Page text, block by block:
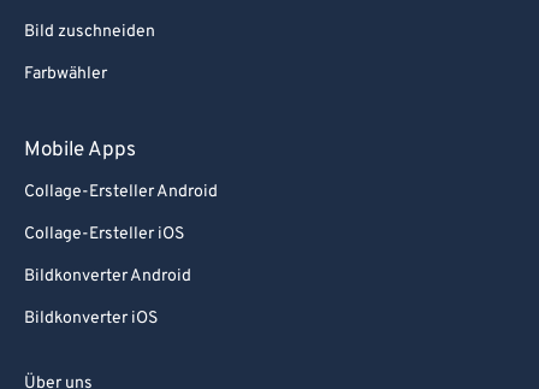
Bild zuschneiden
Farbwähler
Mobile Apps
Collage-Ersteller Android
Collage-Ersteller iOS
Bildkonverter Android
Bildkonverter iOS
Über uns